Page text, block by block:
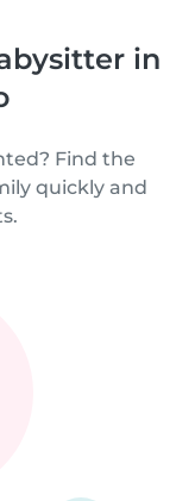
in
Find the
quickly and